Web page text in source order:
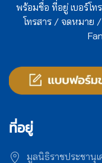
พร้อมชื่อ ที่อยู่ เบอร์โท
โทรสาร / จดหมาย
ที่อยู่
มูลนิธิราชประชานุ